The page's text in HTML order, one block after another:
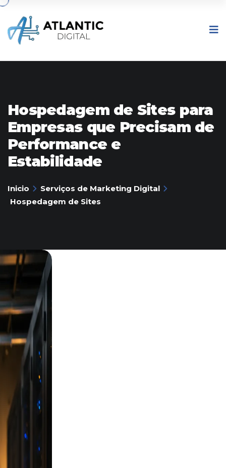
Hospedagem de Sites para
Empresas que Precisam de
Performance e
Estabilidade
Inicio
Serviços de Marketing Digital
Hospedagem de Sites